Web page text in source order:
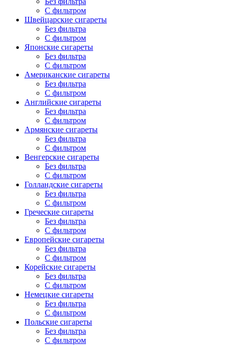
С фильтром
Швейцарские сигареты
Без фильтра
С фильтром
Японские сигареты
Без фильтра
С фильтром
Американские сигареты
Без фильтра
С фильтром
Английские сигареты
Без фильтра
С фильтром
Армянские сигареты
Без фильтра
С фильтром
Венгерские сигареты
Без фильтра
С фильтром
Голландские сигареты
Без фильтра
С фильтром
Греческие сигареты
Без фильтра
С фильтром
Европейские сигареты
Без фильтра
С фильтром
Корейские сигареты
Без фильтра
С фильтром
Немецкие сигареты
Без фильтра
С фильтром
Польские сигареты
Без фильтра
С фильтром